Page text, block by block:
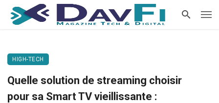
HIGH-TECH
Quelle solution de streaming choisir
pour sa Smart TV vieillissante :